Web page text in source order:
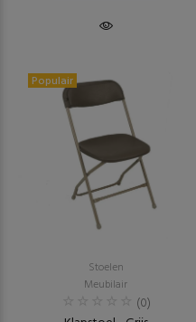
Populair
Stoelen
Meubilair
(0)